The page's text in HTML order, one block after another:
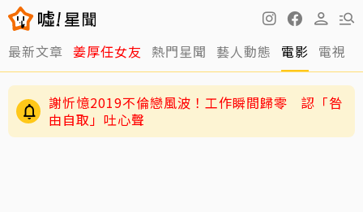
最新文章 姜厚任女友 熱門星聞 藝人動態 電影 電視
老高與小茉新片「AI圖片也沒了」全程黑底白
字 網驚：直接變Podcast
謝忻憶2019不倫戀風波！工作瞬間歸零 認「咎
由自取」吐心聲